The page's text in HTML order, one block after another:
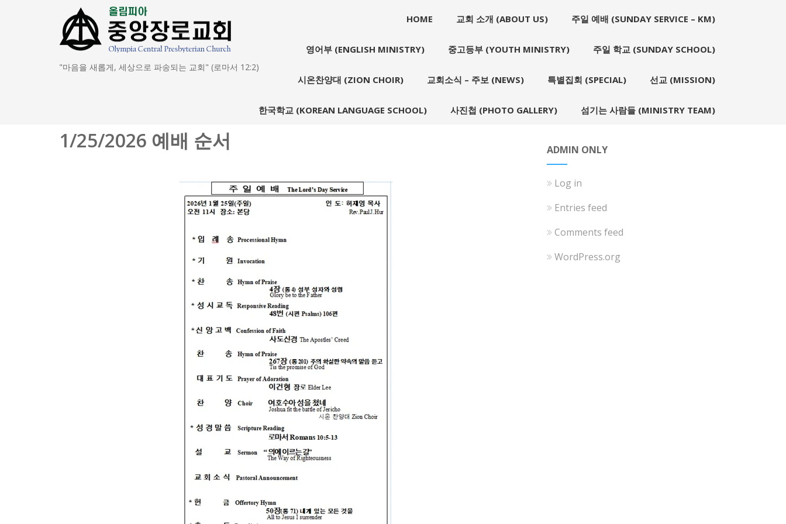
"마음을 새롭게, 세상으로 파송되는 교회" (로마서 12:2)
HOME 교회 소개 (ABOUT US) 주일 예배 (SUNDAY SERVICE – KM)
영어부 (ENGLISH MINISTRY) 중고등부 (YOUTH MINISTRY) 주일 학교 (SUNDAY SCHOOL)
시온찬양대 (ZION CHOIR) 교회소식 – 주보 (NEWS) 특별집회 (SPECIAL) 선교 (MISSION)
한국학교 (KOREAN LANGUAGE SCHOOL) 사진첩 (PHOTO GALLERY) 섬기는 사람들 (MINISTRY TEAM)
1/25/2026 예배 순서 ADMIN ONLY
Log in
Entries feed
Comments feed
WordPress.org